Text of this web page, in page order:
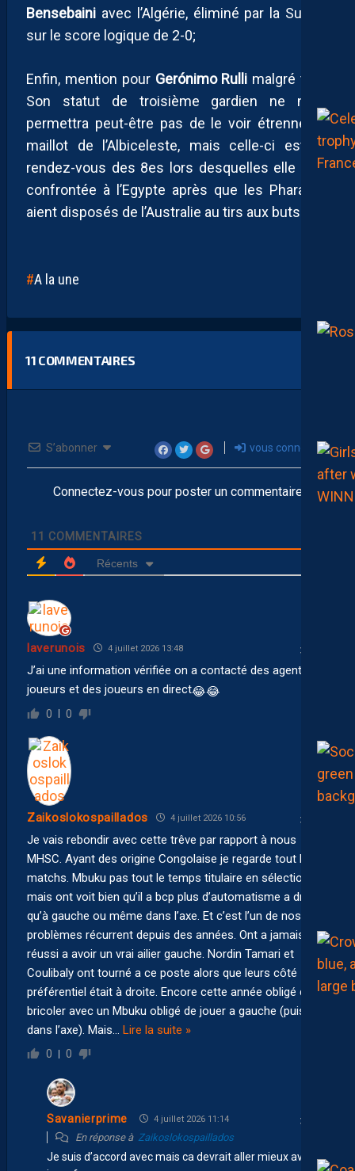
Bensebaini avec l’Algérie, éliminé par la Suisse
sur le score logique de 2-0;
Enfin, mention pour Gerónimo Rulli malgré tout.
Son statut de troisième gardien ne nous
permettra peut-être pas de le voir étrenner le
maillot de l’Albiceleste, mais celle-ci est au
rendez-vous des 8es lors desquelles elle sera
confrontée à l’Egypte après que les Pharaons
aient disposés de l’Australie au tirs aux buts.
A la une
11 COMMENTAIRES
S’abonner vous connecter
Connectez-vous pour poster un commentaire
11 COMMENTAIRES
Récents
laverunois 4 juillet 2026 13:48
J’ai une information vérifiée on a contacté des agents de
joueurs et des joueurs en direct😂😂
0 0
Zaikoslokospaillados 4 juillet 2026 10:56
Je vais rebondir avec cette trêve par rapport à nous
MHSC. Ayant des origine Congolaise je regarde tout les
matchs. Mbuku pas tout le temps titulaire en sélection
mais ont voit bien qu’il a bcp plus d’automatisme a droite
qu’à gauche ou même dans l’axe. Et c’est l’un de nos
problèmes récurrent depuis des années. Ont a jamais
réussi a avoir un vrai ailier gauche. Nordin Tamari et
Coulibaly ont tourné a ce poste alors que leurs côté
préférentiel était à droite. Encore cette année obligé de
bricoler avec un Mbuku obligé de jouer a gauche (puis
dans l’axe). Mais… Lire la suite »
0 0
Savanierprime 4 juillet 2026 11:14
En réponse à Zaikoslokospaillados
Je suis d’accord avec mais ca devrait aller mieux avec